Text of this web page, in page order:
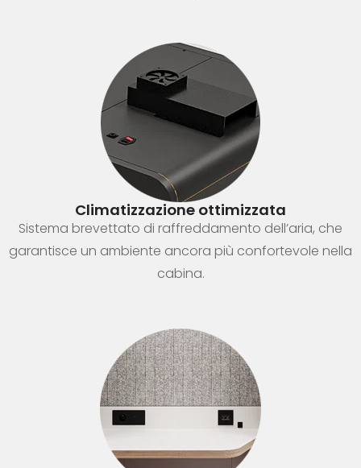
Climatizzazione ottimizzata
Sistema brevettato di raffreddamento dell’aria, che
garantisce un ambiente ancora più confortevole nella
cabina.